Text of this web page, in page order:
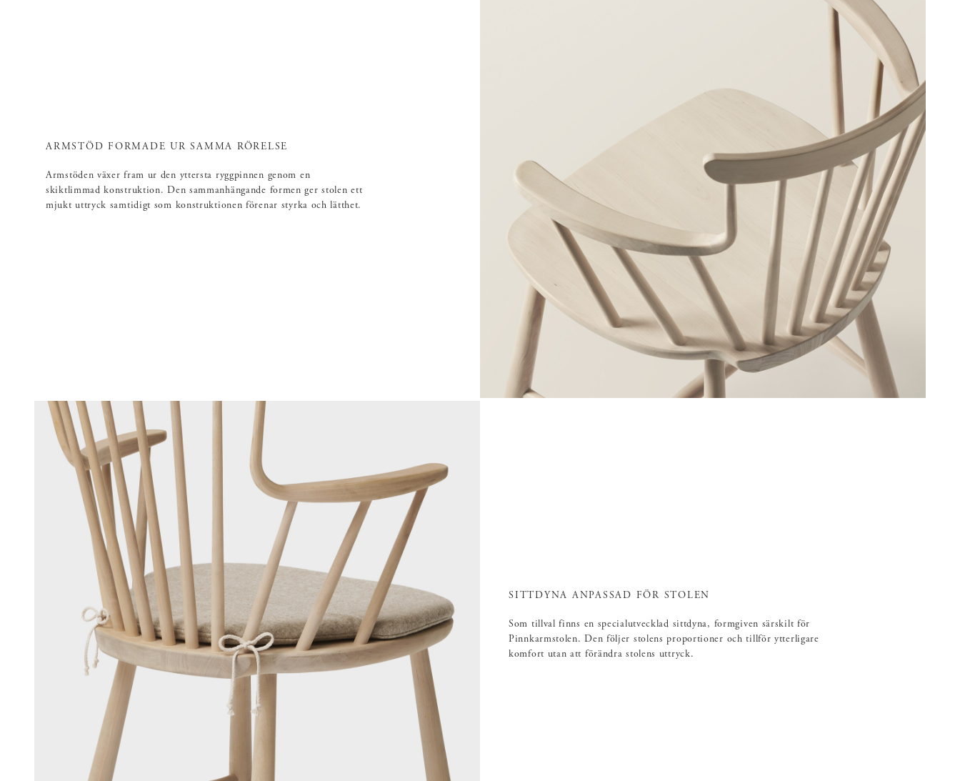
ARMSTÖD FORMADE UR SAMMA RÖRELSE
Armstöden växer fram ur den yttersta ryggpinnen genom en
skiktlimmad konstruktion. Den sammanhängande formen ger stolen ett
mjukt uttryck samtidigt som konstruktionen förenar styrka och lätthet.
SITTDYNA ANPASSAD FÖR STOLEN
Som tillval finns en specialutvecklad sittdyna, formgiven särskilt för
Pinnkarmstolen. Den följer stolens proportioner och tillför ytterligare
komfort utan att förändra stolens uttryck.